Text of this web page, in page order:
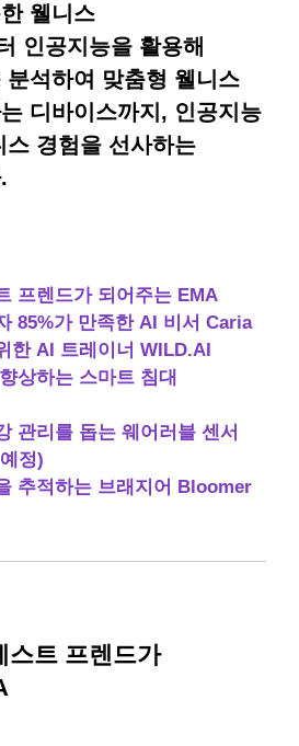
웰니스
인공지능을 활용해
분석하여 맞춤형 웰니스
디바이스까지, 인공지능
스 경험을 선사하는
프렌드가 되어주는 EMA
85%가 만족한 AI 비서 Caria
한 AI 트레이너 WILD.AI
상하는 스마트 침대
관리를 돕는 웨어러블 센서
정)
추적하는 브래지어 Bloomer
스트 프렌드가